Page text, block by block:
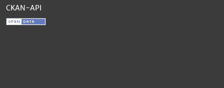
CKAN-API